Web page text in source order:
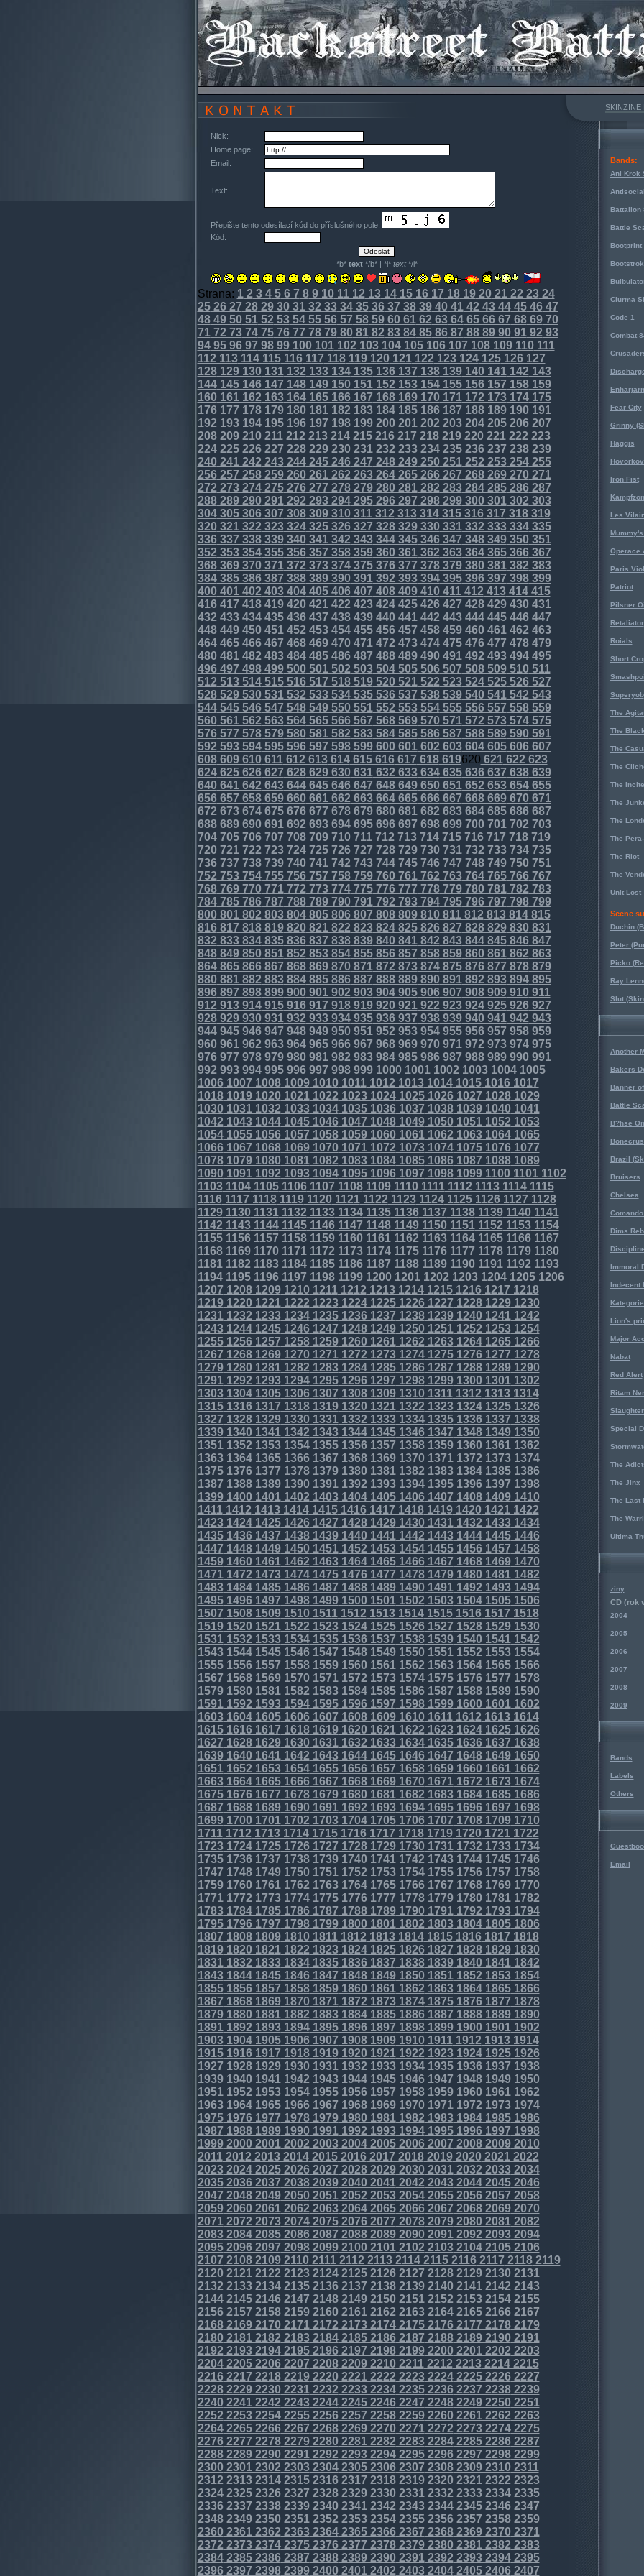
SKINZINE
Nick:
Home page:
Email:
Text:
Přepište tento odesílací kód do příslušného pole:
Kód:
*b* text*/b* | *i* text*/i*
Strana: 12 34567 89101112 1314151617 1819202122 2324
252627 2829303132 3334353637 3839404142 4344454647
4849505152 5354555657 5859606162 6364656667 686970
7172 7374757677 7879808182 8384858687 8889909192 93
94959697 9899100101102 103104105106107 108109110111
112 113114115116117 118119120121122 123124125126127
128129130131132 133134135136137 138139140141142 143
144145146147 148149150151152 153154155156157 158159
160161162 163164165166167 168169170171172 173174175
176177 178179180181182 183184185186187 188189190191
192 193194195196197 198199200201202 203204205206207
208209210211212 213214215216217 218219220221222 223
224225226227 228229230231232 233234235236237 238239
240241242 243244245246247 248249250251252 253254255
256257 258259260261262 263264265266267 268269270271
272 273274275276277 278279280281282 283284285286287
288289290291292 293294295296297 298299300301302 303
304305306307 308309310311312 313314315316317 318319
320321322 323324325326327 328329330331332 333334335
336337 338339340341342 343344345346347 348349350351
352 353354355356357 358359360361362 363364365366367
368369370371372 373374375376377 378379380381382 383
384385386387 388389390391392 393394395396397 398399
400401402 403404405406407 408409410411412 413414415
416417 418419420421422 423424425426427 428429430431
432 433434435436437 438439440441442 443444445446447
448449450451452 453454455456457 458459460461462 463
464465466467 468469470471472 473474475476477 478479
480481482 483484485486487 488489490491492 493494495
496497 498499500501502 503504505506507 508509510511
512 513514515516517 518519520521522 523524525526527
528529530531532 533534535536537 538539540541542 543
544545546547 548549550551552 553554555556557 558559
560561562 563564565566567 568569570571572 573574575
576577 578579580581582 583584585586587 588589590591
592 593594595596597 598599600601602 603604605606607
608609610611612 613614615616617 618619620 621622 623
624625626627 628629630631632 633634635636637 638639
640641642 643644645646647 648649650651652 653654655
656657 658659660661662 663664665666667 668669670671
672 673674675676677 678679680681682 683684685686687
688689690691692 693694695696697 698699700701702 703
704705706707 708709710711712 713714715716717 718719
720721722 723724725726727 728729730731732 733734735
736737 738739740741742 743744745746747 748749750751
752 753754755756757 758759760761762 763764765766767
768769770771772 773774775776777 778779780781782 783
784785786787 788789790791792 793794795796797 798799
800801802 803804805806807 808809810811812 813814815
816817 818819820821822 823824825826827 828829830831
832 833834835836837 838839840841842 843844845846847
848849850851852 853854855856857 858859860861862 863
864865866867 868869870871872 873874875876877 878879
880881882 883884885886887 888889890891892 893894895
896897 898899900901902 903904905906907 908909910911
912 913914915916917 918919920921922 923924925926927
928929930931932 933934935936937 938939940941942 943
944945946947 948949950951952 953954955956957 958959
960961962 963964965966967 968969970971972 973974975
976977 978979980981982 983984985986987 988989990991
992 993994995996997 998999100010011002 100310041005
10061007 10081009101010111012 10131014101510161017
10181019102010211022 10231024102510261027 10281029
103010311032 10331034103510361037 1038103910401041
1042 10431044104510461047 10481049105010511052 1053
1054105510561057 10581059106010611062 106310641065
10661067 10681069107010711072 10731074107510761077
10781079108010811082 10831084108510861087 10881089
109010911092 10931094109510961097 10981099110011011102
11031104110511061107 11081109111011111112 111311141115
11161117 11181119112011211122 11231124112511261127 1128
1129113011311132 11331134113511361137 1138113911401141
1142 11431144114511461147 11481149115011511152 11531154
115511561157 11581159116011611162 11631164116511661167
11681169117011711172 11731174117511761177 117811791180
11811182 11831184118511861187 11881189119011911192 1193
1194119511961197 11981199120012011202 1203120412051206
1207 12081209121012111212 12131214121512161217 1218
1219122012211222 12231224122512261227 122812291230
12311232 12331234123512361237 12381239124012411242
12431244124512461247 12481249125012511252 12531254
125512561257 12581259126012611262 1263126412651266
1267 12681269127012711272 12731274127512761277 1278
1279128012811282 12831284128512861287 128812891290
12911292 12931294129512961297 12981299130013011302
13031304130513061307 13081309131013111312 13131314
131513161317 13181319132013211322 1323132413251326
1327 13281329133013311332 13331334133513361337 1338
1339134013411342 13431344134513461347 134813491350
13511352 13531354135513561357 13581359136013611362
13631364136513661367 13681369137013711372 13731374
137513761377 13781379138013811382 1383138413851386
1387 13881389139013911392 13931394139513961397 1398
1399140014011402 14031404140514061407 140814091410
14111412 14131414141514161417 14181419142014211422
14231424142514261427 14281429143014311432 14331434
143514361437 14381439144014411442 1443144414451446
1447 14481449145014511452 14531454145514561457 1458
1459146014611462 14631464146514661467 146814691470
14711472 14731474147514761477 14781479148014811482
14831484148514861487 14881489149014911492 14931494
149514961497 14981499150015011502 1503150415051506
1507 15081509151015111512 15131514151515161517 1518
1519152015211522 15231524152515261527 152815291530
15311532 15331534153515361537 15381539154015411542
15431544154515461547 15481549155015511552 15531554
155515561557 15581559156015611562 1563156415651566
1567 15681569157015711572 15731574157515761577 1578
1579158015811582 15831584158515861587 158815891590
15911592 15931594159515961597 15981599160016011602
16031604160516061607 16081609161016111612 16131614
161516161617 16181619162016211622 1623162416251626
1627 16281629163016311632 16331634163516361637 1638
1639164016411642 16431644164516461647 164816491650
16511652 16531654165516561657 16581659166016611662
16631664166516661667 16681669167016711672 16731674
167516761677 16781679168016811682 1683168416851686
1687 16881689169016911692 16931694169516961697 1698
1699170017011702 17031704170517061707 170817091710
17111712 17131714171517161717 17181719172017211722
17231724172517261727 17281729173017311732 17331734
173517361737 17381739174017411742 1743174417451746
1747 17481749175017511752 17531754175517561757 1758
1759176017611762 17631764176517661767 176817691770
17711772 17731774177517761777 17781779178017811782
17831784178517861787 17881789179017911792 17931794
179517961797 17981799180018011802 1803180418051806
1807 18081809181018111812 18131814181518161817 1818
1819182018211822 18231824182518261827 182818291830
18311832 18331834183518361837 18381839184018411842
18431844184518461847 18481849185018511852 18531854
185518561857 18581859186018611862 1863186418651866
1867 18681869187018711872 18731874187518761877 1878
1879188018811882 18831884188518861887 188818891890
18911892 18931894189518961897 18981899190019011902
19031904190519061907 19081909191019111912 19131914
191519161917 19181919192019211922 1923192419251926
1927 19281929193019311932 19331934193519361937 1938
1939194019411942 19431944194519461947 194819491950
19511952 19531954195519561957 19581959196019611962
19631964196519661967 19681969197019711972 19731974
197519761977 19781979198019811982 1983198419851986
1987 19881989199019911992 19931994199519961997 1998
1999200020012002 20032004200520062007 200820092010
20112012 20132014201520162017 20182019202020212022
20232024202520262027 20282029203020312032 20332034
203520362037 20382039204020412042 2043204420452046
2047 20482049205020512052 20532054205520562057 2058
2059206020612062 20632064206520662067 206820692070
20712072 20732074207520762077 20782079208020812082
20832084208520862087 20882089209020912092 20932094
209520962097 20982099210021012102 2103210421052106
2107 21082109211021112112 21132114211521162117 21182119
212021212122 21232124212521262127 2128212921302131
2132 21332134213521362137 21382139214021412142 2143
2144214521462147 21482149215021512152 215321542155
21562157 21582159216021612162 21632164216521662167
21682169217021712172 21732174217521762177 21782179
218021812182 21832184218521862187 2188218921902191
2192 21932194219521962197 21982199220022012202 2203
2204220522062207 22082209221022112212 221322142215
22162217 22182219222022212222 22232224222522262227
22282229223022312232 22332234223522362237 22382239
224022412242 22432244224522462247 2248224922502251
2252 22532254225522562257 22582259226022612262 2263
2264226522662267 22682269227022712272 227322742275
22762277 22782279228022812282 22832284228522862287
22882289229022912292 22932294229522962297 22982299
230023012302 23032304230523062307 2308230923102311
2312 23132314231523162317 23182319232023212322 2323
2324232523262327 23282329233023312332 233323342335
23362337 23382339234023412342 23432344234523462347
23482349235023512352 23532354235523562357 23582359
236023612362 23632364236523662367 2368236923702371
2372 23732374237523762377 23782379238023812382 2383
2384238523862387 23882389239023912392 239323942395
23962397 23982399240024012402 24032404240524062407
Bands:
Ani Krok
Battalion
Battle
Bootprint
Ciurma
Code 1
Combat
Fear City
Grinny
Haggis
Iron Fist
Les
Operace
Paris
Patriot
Pilsner
Retaliator
Roials
Short
Superyob
The
The
The
The
The
The
The
The
The Riot
The
Unit Lost
Scene
Duchin
Peter
Picko
Ray
Slut
Another
Bakers
Banner
Battle
B?hse
Brazil
Bruisers
Chelsea
Dims
Immoral
Indecent
Lion's
Major
Nabat
Red Alert
Ritam
Special
The
The Jinx
The Last
The
Ultima
ziny
CD (rok
2004
2005
2006
2007
2008
2009
Bands
Labels
Others
Email